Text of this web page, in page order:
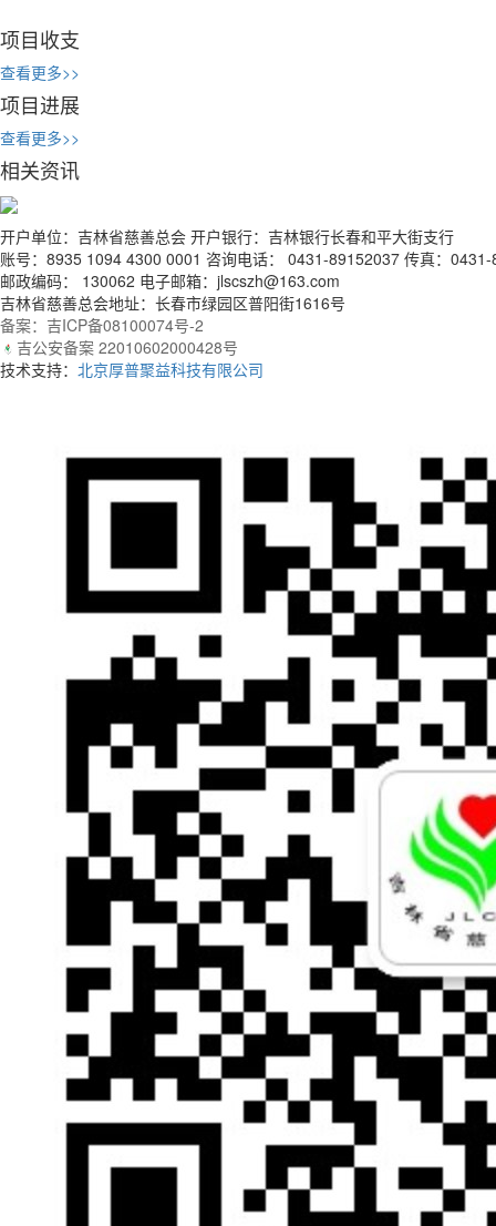
项目收支
查看更多>>
项目进展
查看更多>>
相关资讯
开户单位：吉林省慈善总会 开户银行：吉林银行长春和平大街支行
账号：8935 1094 4300 0001 咨询电话： 0431-89152037 传真：
邮政编码： 130062 电子邮箱：jlscszh@163.com
吉林省慈善总会地址：长春市绿园区普阳街1616号
备案：吉ICP备08100074号-2
吉公安备案 22010602000428号
技术支持： 北京厚普聚益科技有限公司